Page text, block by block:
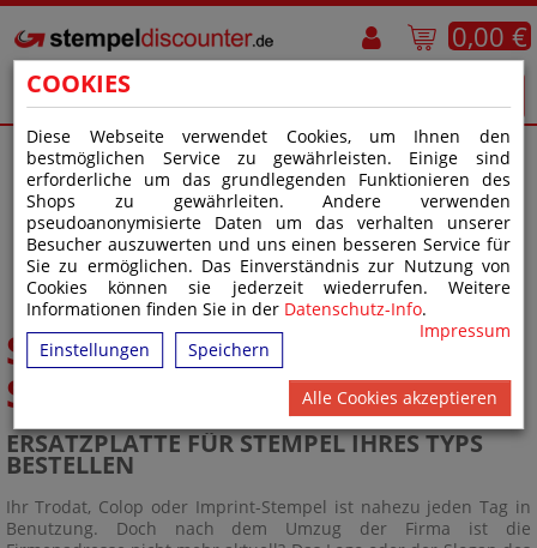
COOKIES
Diese Webseite verwendet Cookies, um Ihnen den
bestmöglichen Service zu gewährleisten. Einige sind
erforderliche um das grundlegenden Funktionieren des
Shops zu gewährleiten. Andere verwenden
pseudoanonymisierte Daten um das verhalten unserer
Besucher auszuwerten und uns einen besseren Service für
Sie zu ermöglichen. Das Einverständnis zur Nutzung von
Cookies können sie jederzeit wiederrufen. Weitere
Informationen finden Sie in der Datenschutz-Info.
Impressum
Einstellungen
Speichern
Alle Cookies akzeptieren
0,00 €
STARTSEITE > STEMPELPLATTEN
> STEMPELPLATTEN FÜR SELBSTFÄRBESTEMPEL
STEMPELPLATTEN FÜR
SELBSTFÄRBESTEMPEL
ERSATZPLATTE FÜR STEMPEL IHRES TYPS
BESTELLEN
Ihr Trodat, Colop oder Imprint-Stempel ist nahezu jeden Tag in
Benutzung. Doch nach dem Umzug der Firma ist die